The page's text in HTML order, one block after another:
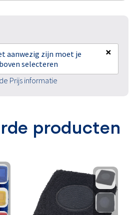
aanwezig zijn moet je
selecteren
×
Prijs informatie
producten